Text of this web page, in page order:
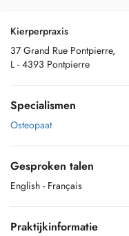
Kierperpraxis
37 Grand Rue Pontpierre,
L - 4393 Pontpierre
Specialismen
Osteopaat
Gesproken talen
English - Français
Praktijkinformatie